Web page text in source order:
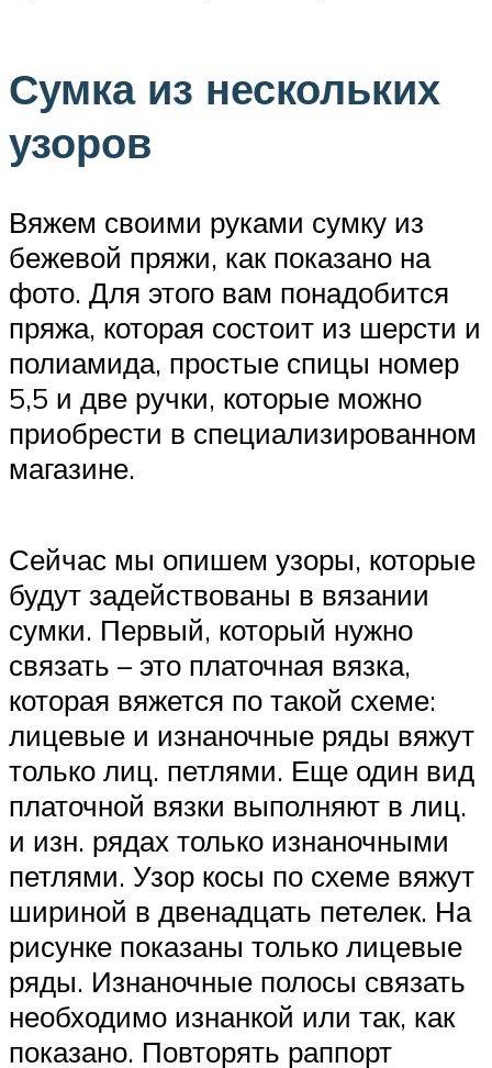
Сумка из нескольких
узоров
Вяжем своими руками сумку из
бежевой пряжи, как показано на
фото. Для этого вам понадобится
пряжа, которая состоит из шерсти и
полиамида, простые спицы номер
5,5 и две ручки, которые можно
приобрести в специализированном
магазине.
Сейчас мы опишем узоры, которые
будут задействованы в вязании
сумки. Первый, который нужно
связать – это платочная вязка,
которая вяжется по такой схеме:
лицевые и изнаночные ряды вяжут
только лиц. петлями. Еще один вид
платочной вязки выполняют в лиц.
и изн. рядах только изнаночными
петлями. Узор косы по схеме вяжут
шириной в двенадцать петелек. На
рисунке показаны только лицевые
ряды. Изнаночные полосы связать
необходимо изнанкой или так, как
показано. Повторять раппорт